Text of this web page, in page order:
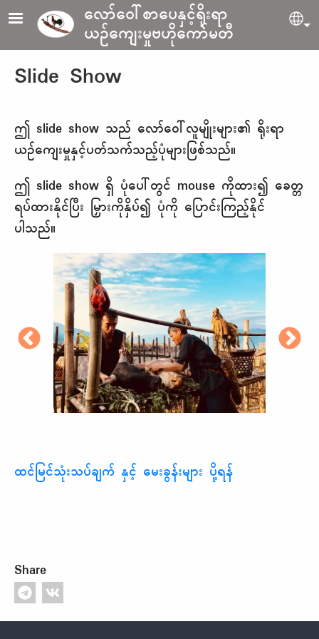
Skip to main contentလော်ဝေါ်စာပေနှင့်ရိုးရာ
ယဉ်ကျေးမှုဗဟိုကော်မတီ
Slide Show
ဤ slide show သည် လော်​ဝေါ်လူမျိုးများ၏ ရိုးရာ
ယဉ်ကျေးမှုနှင့်ပတ်သက်သည့်ပုံများဖြစ်သည်။
ဤ slide show ရှိ ပုံပေါ်တွင် mouse ကိုထား၍ ခေတ္တ
ရပ်ထားနိုင်ပြီး မြှားကိုနှိပ်၍ ပုံကို ပြောင်းကြည့်နိုင်
ပါသည်။
ထင်မြင်သုံးသပ်ချက် နှင့် မေးခွန်းများ ပို့ရန်
Share